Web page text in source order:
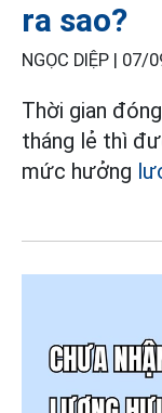
ra sao?
NGỌC DIỆP | 07/
Thời gian
tháng lẻ thì
mức hưởng